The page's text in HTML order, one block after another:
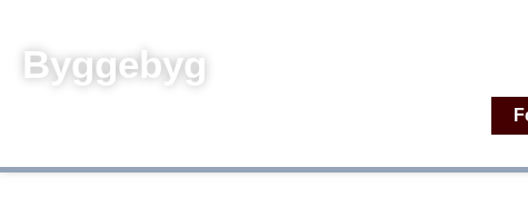
indholdet
Byggebyg